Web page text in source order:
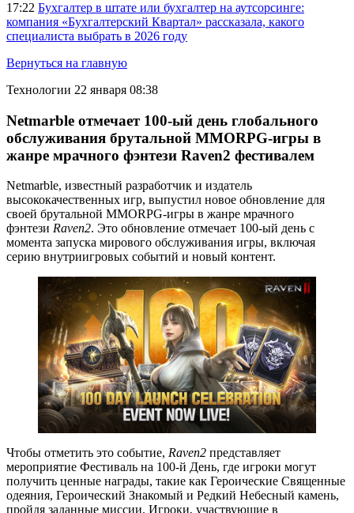
17:22 Бухгалтер в штате или бухгалтер на аутсорсинге:
компания «Бухгалтерский Квартал» рассказала, какого
специалиста выбрать в 2026 году
Вернуться на главную
Технологии 22 января 08:38
Netmarble отмечает 100-ый день глобального
обслуживания брутальной MMORPG-игры в
жанре мрачного фэнтези Raven2 фестивалем
Netmarble, известный разработчик и издатель
высококачественных игр, выпустил новое обновление для
своей брутальной MMORPG-игры в жанре мрачного
фэнтези Raven2. Это обновление отмечает 100-ый день с
момента запуска мирового обслуживания игры, включая
серию внутриигровых событий и новый контент.
Чтобы отметить это событие, Raven2 представляет
мероприятие Фестиваль на 100-й День, где игроки могут
получить ценные награды, такие как Героические Священные
одеяния, Героический Знакомый и Редкий Небесный камень,
пройдя заданные миссии. Игроки, участвующие в